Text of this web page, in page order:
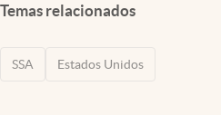
Temas relacionados
SSA Estados Unidos